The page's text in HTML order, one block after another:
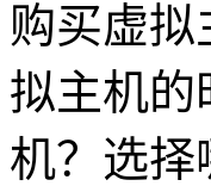
购买虚
拟主机的
机？选择